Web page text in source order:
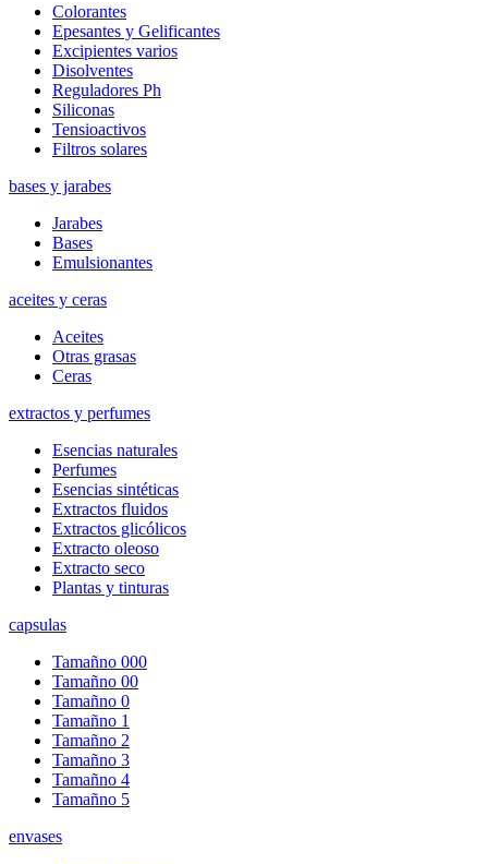
Colorantes
Epesantes y Gelificantes
Excipientes varios
Disolventes
Reguladores Ph
Siliconas
Tensioactivos
Filtros solares
bases y jarabes
Jarabes
Bases
Emulsionantes
aceites y ceras
Aceites
Otras grasas
Ceras
extractos y perfumes
Esencias naturales
Perfumes
Esencias sintéticas
Extractos fluidos
Extractos glicólicos
Extracto oleoso
Extracto seco
Plantas y tinturas
capsulas
Tamañno 000
Tamañno 00
Tamañno 0
Tamañno 1
Tamañno 2
Tamañno 3
Tamañno 4
Tamañno 5
envases